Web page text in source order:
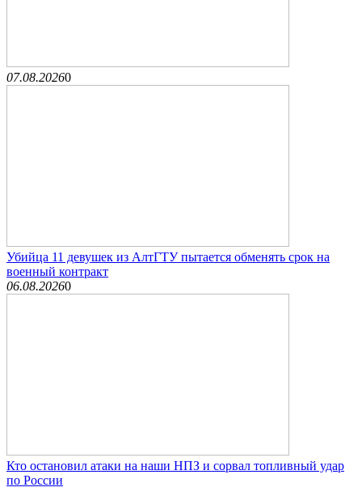
07.08.20260
Убийца 11 девушек из АлтГТУ пытается обменять срок на
военный контракт
06.08.20260
Кто остановил атаки на наши НПЗ и сорвал топливный удар
по России